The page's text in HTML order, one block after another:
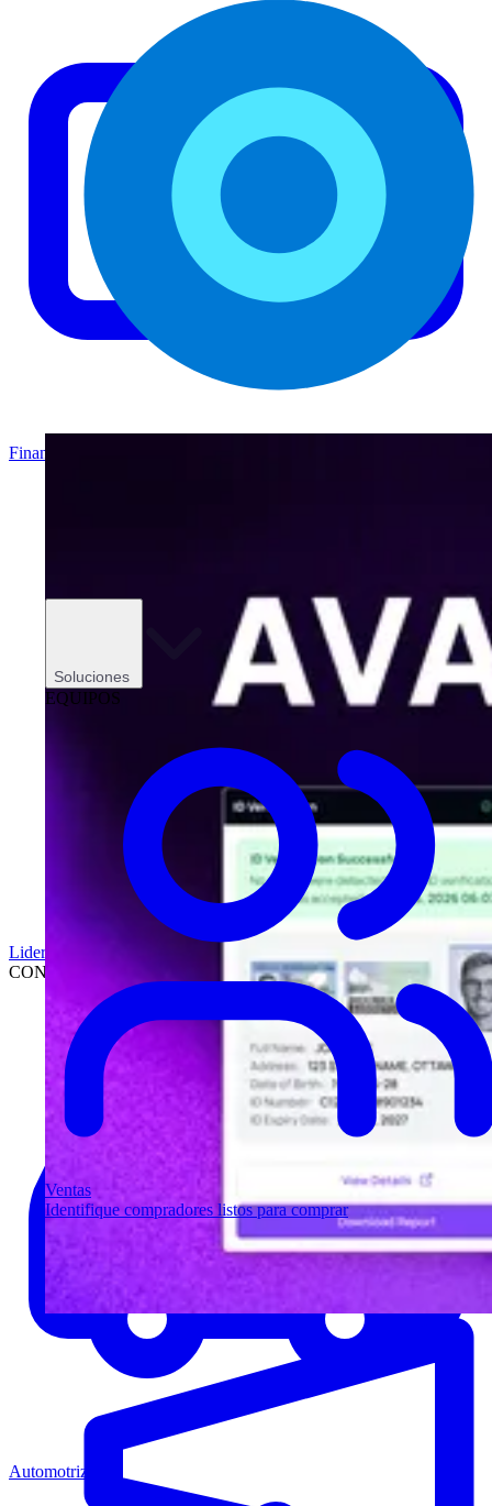
Soluciones
EQUIPOS
Ventas
Identifique compradores listos para comprar
Finanzas
Liderazgo
CONCESIONARIOS
Automotriz